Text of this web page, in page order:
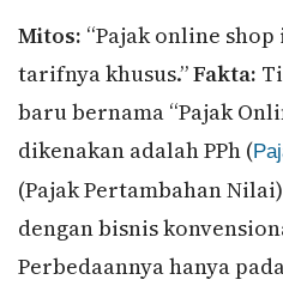
Mitos: “Pajak online
tarifnya khusus.”Fakta:
baru bernama “Pajak
dikenakan adalah PPh (
(Pajak Pertambahan
dengan bisnis
Perbedaannya hanya